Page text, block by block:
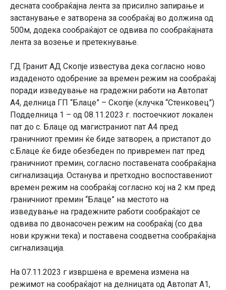
десната сообраќајна лента за присилно запирање и
застанување е затворена за сообраќај во должина од
500м, додека сообраќајот се одвива по сообраќајната
лента за возење и претекнување.
ГД Гранит АД Скопје известува дека согласно ново
издаденото одобрение за времен режим на сообраќај
поради изведување на градежни работи на Автопат
А4, делница ГП “Блаце” – Скопје (клучка “Стенковец”)
Подделница 1 – од 08.11.2023 г. постоечкиот локален
пат до с. Блаце од магистраниот пат А4 пред
граничниот премин ќе биде затворен, а пристапот до
с.Блаце ќе биде обезбеден по привремен пат пред
граничниот премин, согласно поставената сообраќајна
сигнализација. Останува и претходно воспоставениот
времен режим на сообраќај согласно кој на 2 км пред
граничниот премин “Блаце” на местото на
изведување на градежните работи сообраќајот се
одвива по двонасочен режим на сообраќај (со два
нови кружни тека) и поставена соодветна сообраќајна
сигнализација.
На 07.11.2023 г извршена е времена измена на
режимот на сообраќајот на делницата од Автопат А1,